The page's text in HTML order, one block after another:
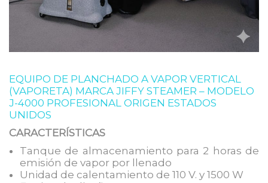
EQUIPO DE PLANCHADO A VAPOR VERTICAL
(VAPORETA) MARCA JIFFY STEAMER – MODELO
J-4000 PROFESIONAL ORIGEN ESTADOS
UNIDOS
CARACTERÍSTICAS
Tanque de almacenamiento para 2 horas de
emisión de vapor por llenado
Unidad de calentamiento de 110 V. y 1500 W